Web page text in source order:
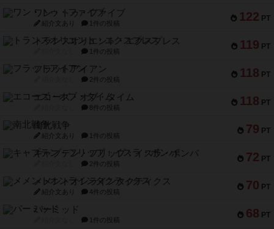
122 PT
ワン・トゥ・ファイブ
紹介文あり 1件の投稿
119 PT
トランスオリエント・エクスプレス
1件の投稿
118 PT
フラットアイアン
2件の投稿
118 PT
エコーズ・オブ・タイム
8件の投稿
79 PT
南北戦争
紹介文あり 1件の投稿
72 PT
キャプテン・フリップ：イスラ・ボンバ
2件の投稿
70 PT
メメントオンラインタクティクス
紹介文あり 4件の投稿
68 PT
パーミッド
1件の投稿